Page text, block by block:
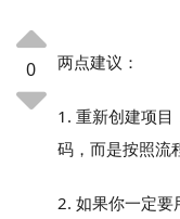
0 两点建议：
1. 重新创建项
码，而是按照流
2. 如果你一定要